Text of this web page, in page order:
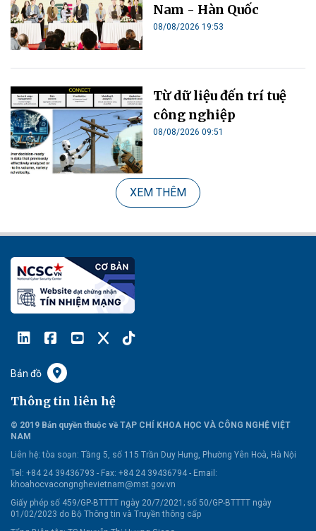
Nam - Hàn Quốc
08/08/2026 19:53
Từ dữ liệu đến trí tuệ
công nghiệp
08/08/2026 09:51
XEM THÊM
Bản đồ
Thông tin liên hệ
© 2019 Bản quyền thuộc về TẠP CHÍ KHOA HỌC VÀ CÔNG NGHỆ VIỆT
NAM
Liên hệ: tòa soạn: Tầng 5, số 115 Trần Duy Hưng, Phường Yên Hoà, Hà Nội
Tel: +84 24 39436793 - Fax: +84 24 39436794 - Email:
khoahocvacongnghevietnam@mst.gov.vn
Giấy phép số 459/GP-BTTTT ngày 20/7/2021; số 50/GP-BTTTT ngày
01/02/2023 do Bộ Thông tin và Truyền thông cấp